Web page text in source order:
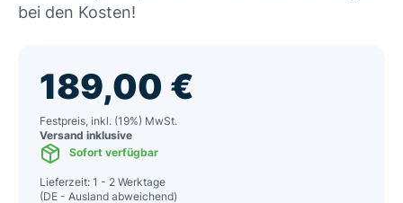
bei den Kosten!
189,00 €
Festpreis, inkl. (19%) MwSt.
Versand inklusive
Sofort verfügbar
Lieferzeit: 1 - 2 Werktage
(DE - Ausland abweichend)